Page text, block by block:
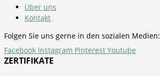
Über uns
Kontakt
Folgen Sie uns gerne in den sozialen Medien:
Facebook Instagram Pinterest Youtube
ZERTIFIKATE